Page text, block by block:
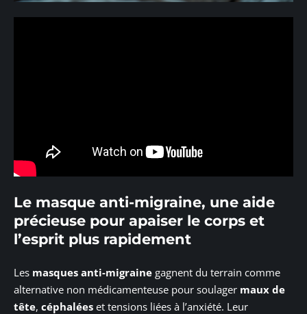
Le masque anti-migraine, une aide
précieuse pour apaiser le corps et
l’esprit plus rapidement
Les masques anti-migraine gagnent du terrain comme
alternative non médicamenteuse pour soulager maux de
tête, céphalées et tensions liées à l’anxiété. Leur